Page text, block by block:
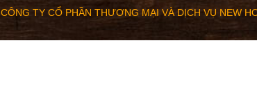
CÔNG TY CỔ PHẦN THƯƠNG MẠI VÀ DỊCH VỤ NEW